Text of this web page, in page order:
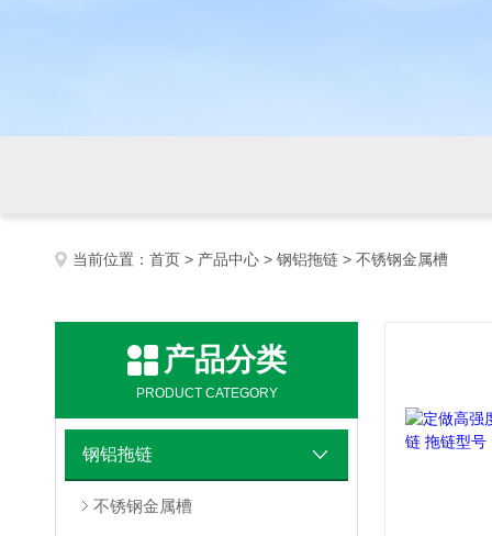
当前位置： 首页 > 产品中心 > 钢铝拖链 > 不锈钢金属槽
产品分类
PRODUCT CATEGORY
钢铝拖链
不锈钢金属槽